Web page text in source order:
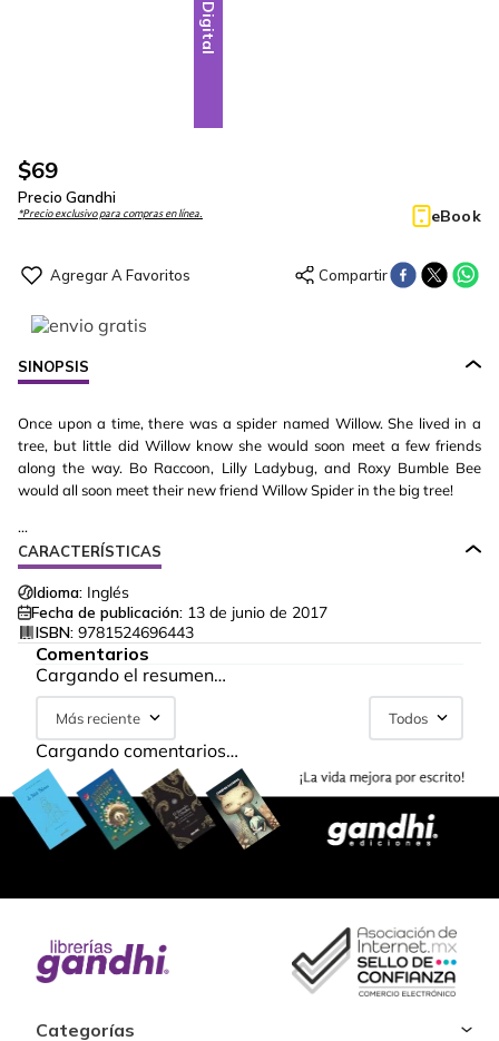
Digital
$69
Precio Gandhi
*Precio exclusivo para compras en línea. eBook
SINOPSIS
Once upon a time, there was a spider named Willow. She lived in a
tree, but little did Willow know she would soon meet a few friends
along the way. Bo Raccoon, Lilly Ladybug, and Roxy Bumble Bee
would all soon meet their new friend Willow Spider in the big tree!
...
CARACTERÍSTICAS
Idioma: Inglés
Fecha de publicación: 13 de junio de 2017
ISBN: 9781524696443
Comentarios
Cargando el resumen…
Más reciente Todos
Cargando comentarios…
Categorías